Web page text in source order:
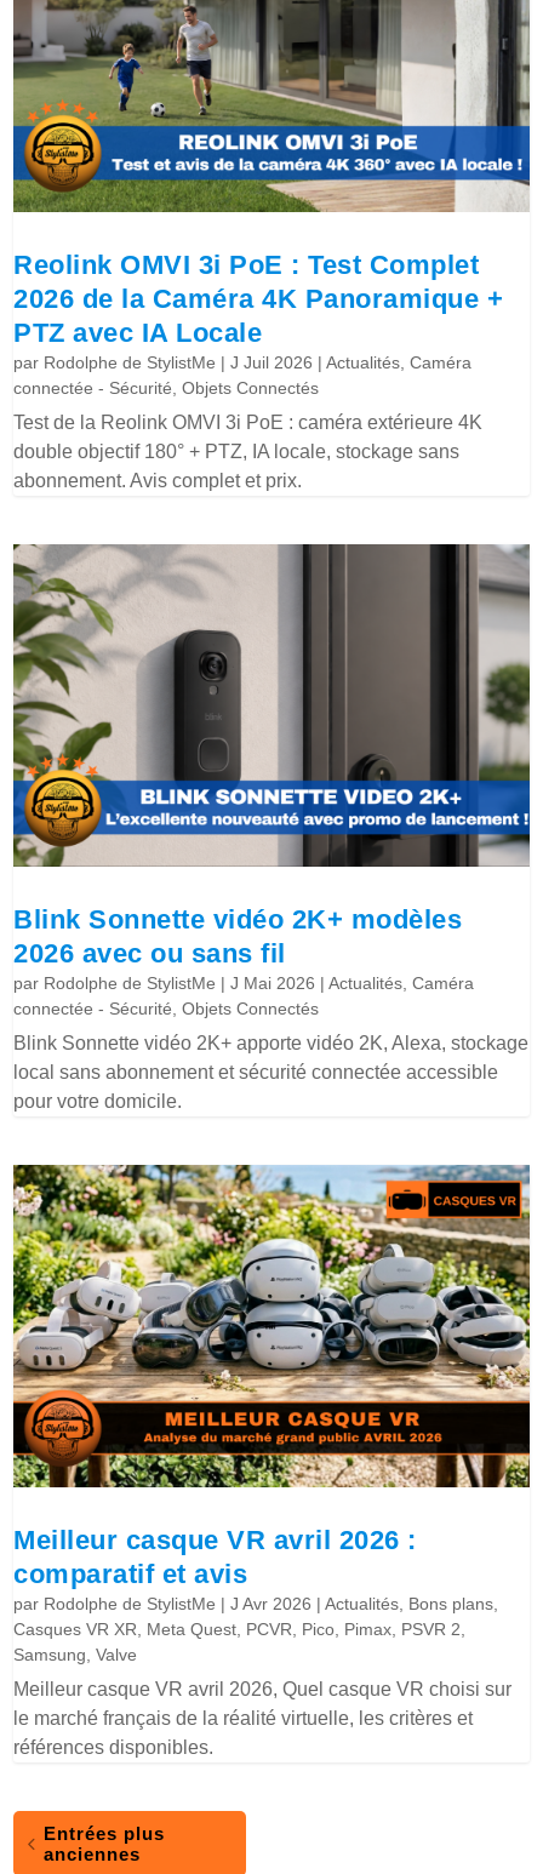
Reolink OMVI 3i PoE : Test Complet
2026 de la Caméra 4K Panoramique +
PTZ avec IA Locale
par Rodolphe de StylistMe |J Juil 2026 |Actualités,Caméra
connectée - Sécurité,Objets Connectés
Test de la Reolink OMVI 3i PoE : caméra extérieure 4K
double objectif 180° + PTZ, IA locale, stockage sans
abonnement. Avis complet et prix.
Blink Sonnette vidéo 2K+ modèles
2026 avec ou sans fil
par Rodolphe de StylistMe |J Mai 2026 |Actualités,Caméra
connectée - Sécurité,Objets Connectés
Blink Sonnette vidéo 2K+ apporte vidéo 2K, Alexa, stockage
local sans abonnement et sécurité connectée accessible
pour votre domicile.
Meilleur casque VR avril 2026 :
comparatif et avis
par Rodolphe de StylistMe |J Avr 2026 |Actualités, Bons plans,
Casques VR XR, Meta Quest, PCVR, Pico, Pimax, PSVR 2,
Samsung,Valve
Meilleur casque VR avril 2026, Quel casque VR choisi sur
le marché français de la réalité virtuelle, les critères et
références disponibles.
Entrées plus
anciennes